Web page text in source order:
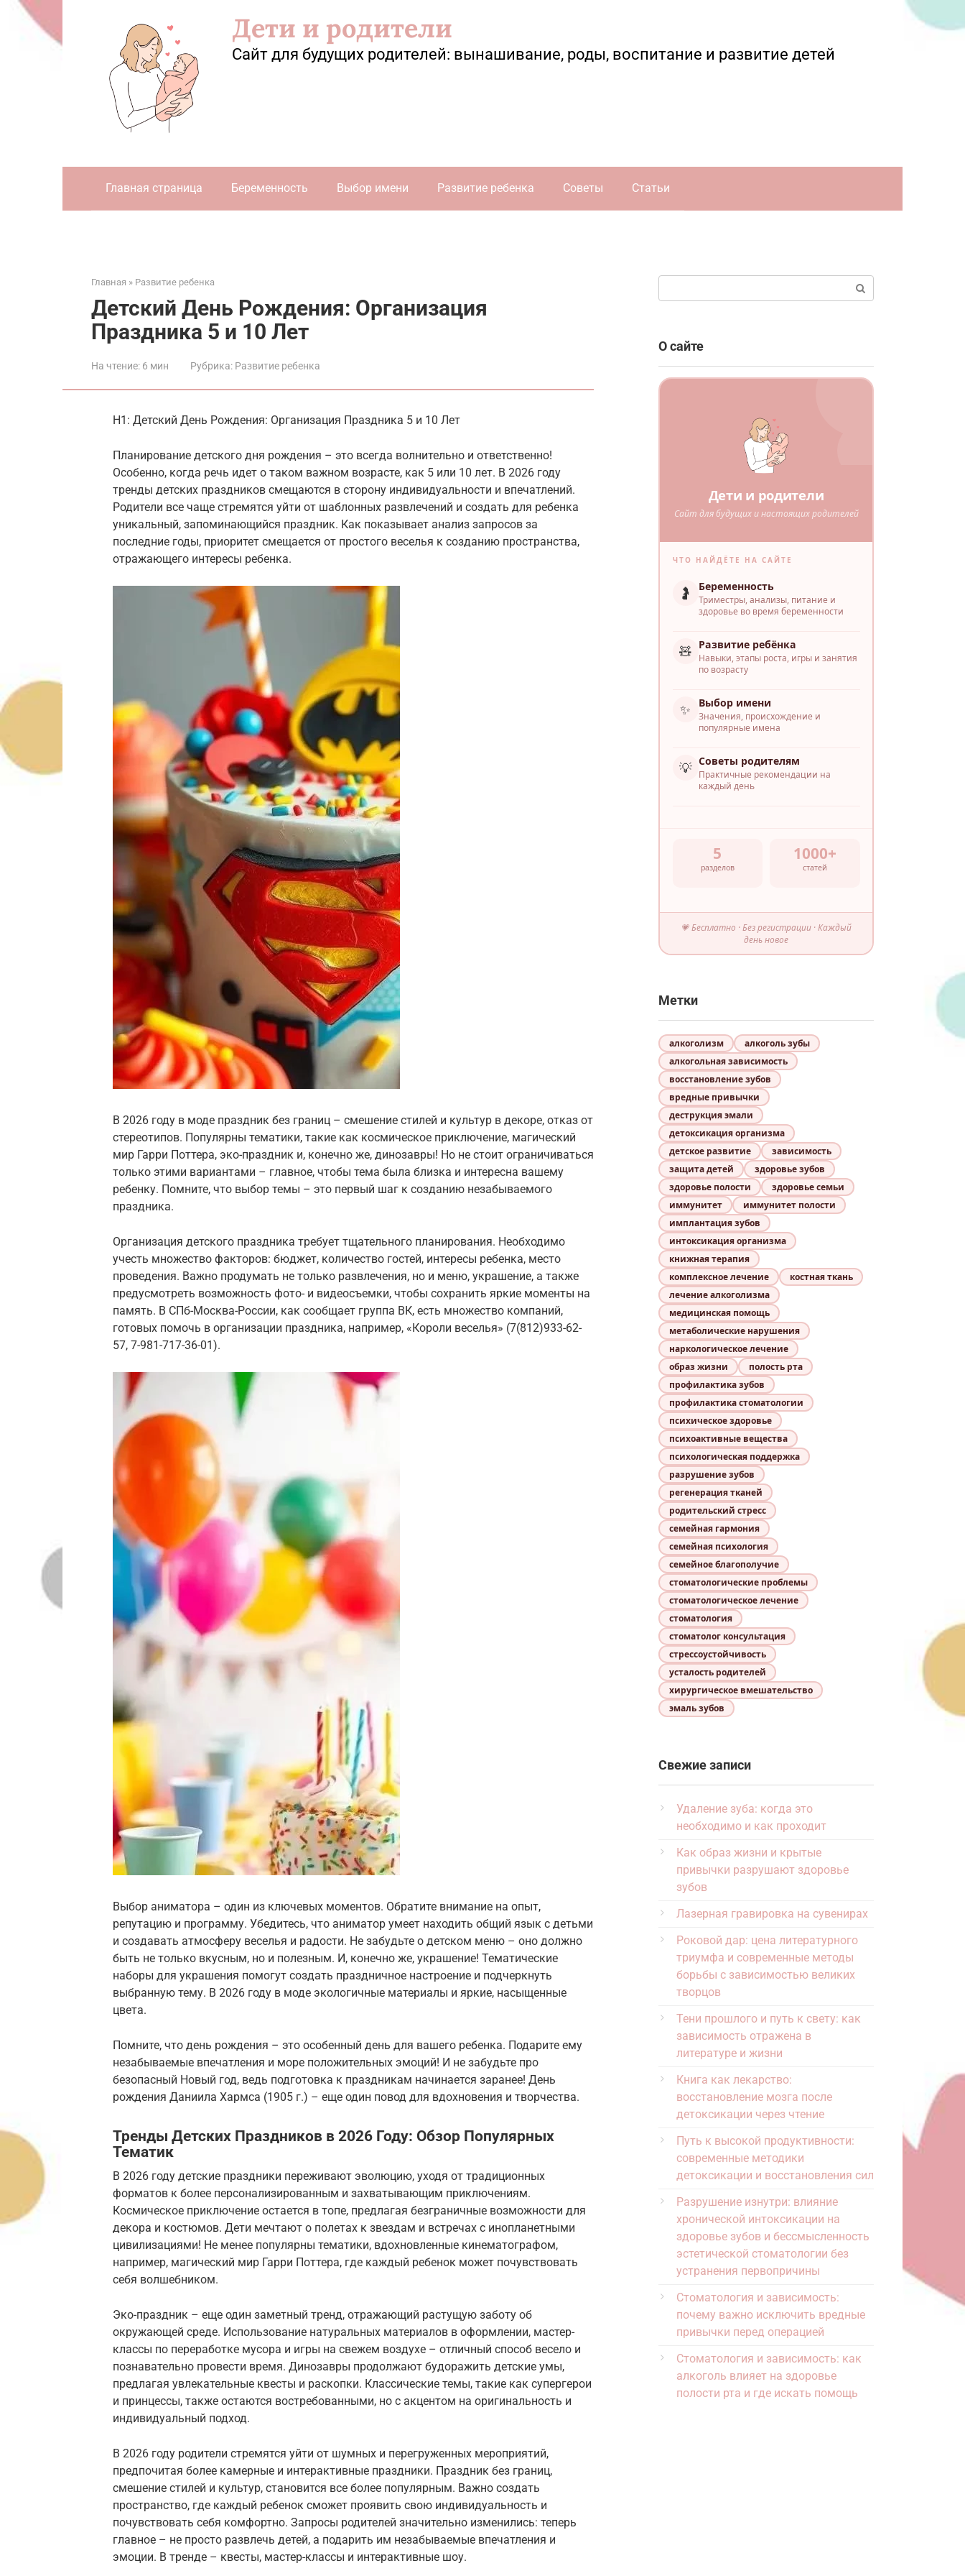
Перейти
Дети и родители
Сайт для будущих родителей: вынашивание, роды, воспитание и развитие детей
Главная страница Беременность Выбор имени Развитие ребенка Советы Статьи
Главная » Развитие ребенка
Детский День Рождения: Организация
Праздника 5 и 10 Лет
На чтение: 6 мин Рубрика: Развитие ребенка
H1: Детский День Рождения: Организация Праздника 5 и 10 Лет
Планирование детского дня рождения – это всегда волнительно и ответственно!
Особенно, когда речь идет о таком важном возрасте, как 5 или 10 лет. В 2026 году
тренды детских праздников смещаются в сторону индивидуальности и впечатлений.
Родители все чаще стремятся уйти от шаблонных развлечений и создать для ребенка
уникальный, запоминающийся праздник. Как показывает анализ запросов за
последние годы, приоритет смещается от простого веселья к созданию пространства,
отражающего интересы ребенка.
В 2026 году в моде праздник без границ – смешение стилей и культур в декоре, отказ от
стереотипов. Популярны тематики, такие как космическое приключение, магический
мир Гарри Поттера, эко-праздник и, конечно же, динозавры! Но не стоит ограничиваться
только этими вариантами – главное, чтобы тема была близка и интересна вашему
ребенку. Помните, что выбор темы – это первый шаг к созданию незабываемого
праздника.
Организация детского праздника требует тщательного планирования. Необходимо
учесть множество факторов: бюджет, количество гостей, интересы ребенка, место
проведения. Важно продумать не только развлечения, но и меню, украшение, а также
предусмотреть возможность фото- и видеосъемки, чтобы сохранить яркие моменты на
память. В СПб-Москва-России, как сообщает группа ВК, есть множество компаний,
готовых помочь в организации праздника, например, «Короли веселья» (7(812)933-62-
57, 7-981-717-36-01).
Выбор аниматора – один из ключевых моментов. Обратите внимание на опыт,
репутацию и программу. Убедитесь, что аниматор умеет находить общий язык с детьми
и создавать атмосферу веселья и радости. Не забудьте о детском меню – оно должно
быть не только вкусным, но и полезным. И, конечно же, украшение! Тематические
наборы для украшения помогут создать праздничное настроение и подчеркнуть
выбранную тему. В 2026 году в моде экологичные материалы и яркие, насыщенные
цвета.
Помните, что день рождения – это особенный день для вашего ребенка. Подарите ему
незабываемые впечатления и море положительных эмоций! И не забудьте про
безопасный Новый год, ведь подготовка к праздникам начинается заранее! День
рождения Даниила Хармса (1905 г.) – еще один повод для вдохновения и творчества.
Тренды Детских Праздников в 2026 Году: Обзор Популярных
Тематик
В 2026 году детские праздники переживают эволюцию, уходя от традиционных
форматов к более персонализированным и захватывающим приключениям.
Космическое приключение остается в топе, предлагая безграничные возможности для
декора и костюмов. Дети мечтают о полетах к звездам и встречах с инопланетными
цивилизациями! Не менее популярны тематики, вдохновленные кинематографом,
например, магический мир Гарри Поттера, где каждый ребенок может почувствовать
себя волшебником.
Эко-праздник – еще один заметный тренд, отражающий растущую заботу об
окружающей среде. Использование натуральных материалов в оформлении, мастер-
классы по переработке мусора и игры на свежем воздухе – отличный способ весело и
познавательно провести время. Динозавры продолжают будоражить детские умы,
предлагая увлекательные квесты и раскопки. Классические темы, такие как супергерои
и принцессы, также остаются востребованными, но с акцентом на оригинальность и
индивидуальный подход.
В 2026 году родители стремятся уйти от шумных и перегруженных мероприятий,
предпочитая более камерные и интерактивные праздники. Праздник без границ,
смешение стилей и культур, становится все более популярным. Важно создать
пространство, где каждый ребенок сможет проявить свою индивидуальность и
почувствовать себя комфортно. Запросы родителей значительно изменились: теперь
главное – не просто развлечь детей, а подарить им незабываемые впечатления и
эмоции. В тренде – квесты, мастер-классы и интерактивные шоу.
О сайте
Дети и родители
Сайт для будущих и настоящих родителей
ЧТО НАЙДЁТЕ НА САЙТЕ
🤰 Беременность
Триместры, анализы, питание и
здоровье во время беременности
🧸 Развитие ребёнка
Навыки, этапы роста, игры и занятия
по возрасту
✨ Выбор имени
Значения, происхождение и
популярные имена
💡 Советы родителям
Практичные рекомендации на
каждый день
5
разделов
1000+
статей
💗 Бесплатно · Без регистрации · Каждый
день новое
Метки
алкоголизм
алкоголь зубы
алкогольная зависимость
восстановление зубов
вредные привычки
деструкция эмали
детоксикация организма
детское развитие
зависимость
защита детей
здоровье зубов
здоровье полости
здоровье семьи
иммунитет
иммунитет полости
имплантация зубов
интоксикация организма
книжная терапия
комплексное лечение
костная ткань
лечение алкоголизма
медицинская помощь
метаболические нарушения
наркологическое лечение
образ жизни
полость рта
профилактика зубов
профилактика стоматологии
психическое здоровье
психоактивные вещества
психологическая поддержка
разрушение зубов
регенерация тканей
родительский стресс
семейная гармония
семейная психология
семейное благополучие
стоматологические проблемы
стоматологическое лечение
стоматология
стоматолог консультация
стрессоустойчивость
усталость родителей
хирургическое вмешательство
эмаль зубов
Свежие записи
Удаление зуба: когда это
необходимо и как проходит
Как образ жизни и крытые
привычки разрушают здоровье
зубов
Лазерная гравировка на сувенирах
Роковой дар: цена литературного
триумфа и современные методы
борьбы с зависимостью великих
творцов
Тени прошлого и путь к свету: как
зависимость отражена в
литературе и жизни
Книга как лекарство:
восстановление мозга после
детоксикации через чтение
Путь к высокой продуктивности:
современные методики
детоксикации и восстановления сил
Разрушение изнутри: влияние
хронической интоксикации на
здоровье зубов и бессмысленность
эстетической стоматологии без
устранения первопричины
Стоматология и зависимость:
почему важно исключить вредные
привычки перед операцией
Стоматология и зависимость: как
алкоголь влияет на здоровье
полости рта и где искать помощь